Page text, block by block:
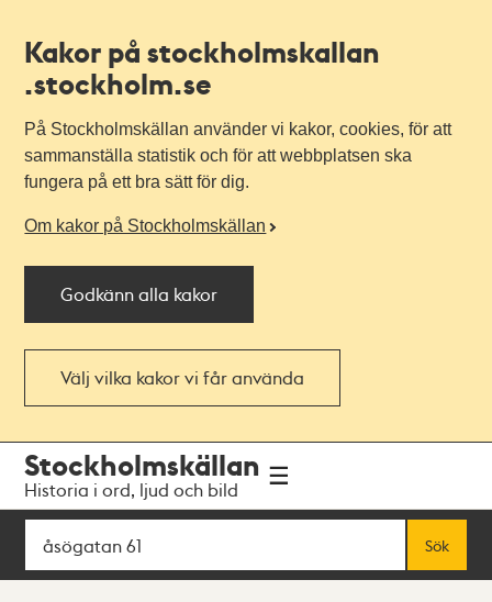
Kakor på stockholmskallan
.stockholm.se
På Stockholmskällan använder vi kakor, cookies, för att
sammanställa statistik och för att webbplatsen ska
fungera på ett bra sätt för dig.
Om kakor på Stockholmskällan
Godkänn alla kakor
Välj vilka kakor vi får använda
navigationen
huvudinnehållet
Stockholmskällan
Historia i ord, ljud och bild
Sök
Sök